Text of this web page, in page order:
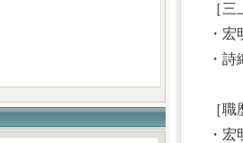
［
・
・
［職
・